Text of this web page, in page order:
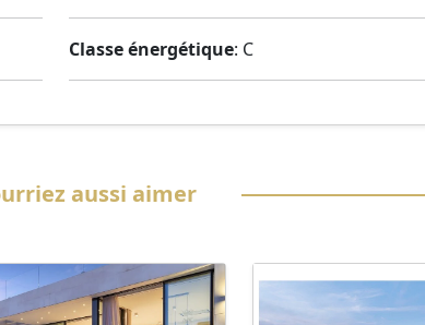
Classe énergétique: C
aussi aimer